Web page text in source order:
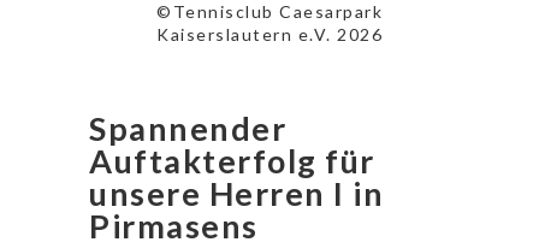
©Tennisclub Caesarpark
Kaiserslautern e.V. 2026
Spannender
Auftakterfolg für
unsere Herren I in
Pirmasens